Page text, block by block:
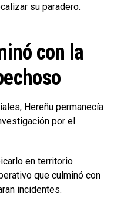
su paradero.
con la
Hereñu permanecía
por el
en territorio
que culminó con
incidentes.